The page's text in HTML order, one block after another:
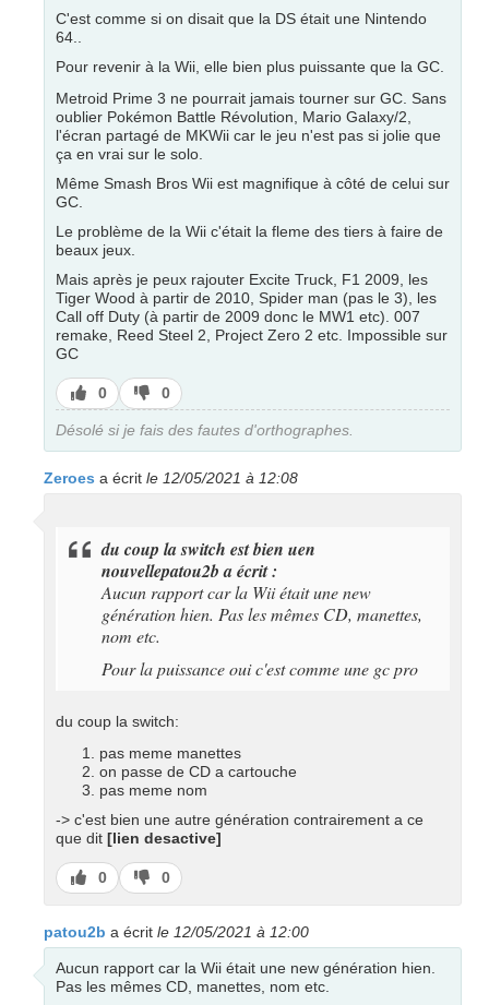
C'est comme si on disait que la DS était une Nintendo
64..
Pour revenir à la Wii, elle bien plus puissante que la GC.
Metroid Prime 3 ne pourrait jamais tourner sur GC. Sans
oublier Pokémon Battle Révolution, Mario Galaxy/2,
l'écran partagé de MKWii car le jeu n'est pas si jolie que
ça en vrai sur le solo.
Même Smash Bros Wii est magnifique à côté de celui sur
GC.
Le problème de la Wii c'était la fleme des tiers à faire de
beaux jeux.
Mais après je peux rajouter Excite Truck, F1 2009, les
Tiger Wood à partir de 2010, Spider man (pas le 3), les
Call off Duty (à partir de 2009 donc le MW1 etc). 007
remake, Reed Steel 2, Project Zero 2 etc. Impossible sur
GC
J’aime
0
J’aime
pas
0
Désolé si je fais des fautes d'orthographes.
Zeroes a écrit le 12/05/2021 à 12:08
du coup la switch est bien uen
nouvellepatou2b a écrit :
Aucun rapport car la Wii était une new
génération hien. Pas les mêmes CD, manettes,
nom etc.
Pour la puissance oui c'est comme une gc pro
du coup la switch:
pas meme manettes
on passe de CD a cartouche
pas meme nom
-> c'est bien une autre génération contrairement a ce
que dit [lien desactive]
J’aime
0
J’aime
pas
0
patou2b a écrit le 12/05/2021 à 12:00
Aucun rapport car la Wii était une new génération hien.
Pas les mêmes CD, manettes, nom etc.